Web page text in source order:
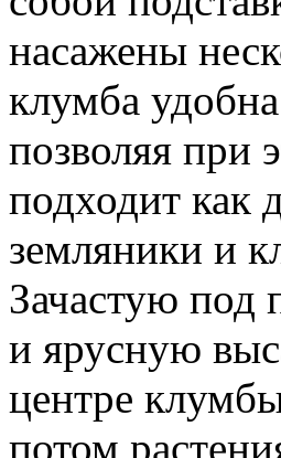
насажены
клумба
позволяя при
подходит как
земляники и
Зачастую под
и ярусную
центре
потом